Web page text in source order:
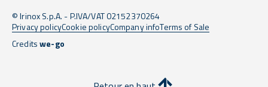
© Irinox S.p.A. - P.IVA/VAT 02152370264
Privacy policyCookie policyCompany infoTerms of Sale
Creditswe-go